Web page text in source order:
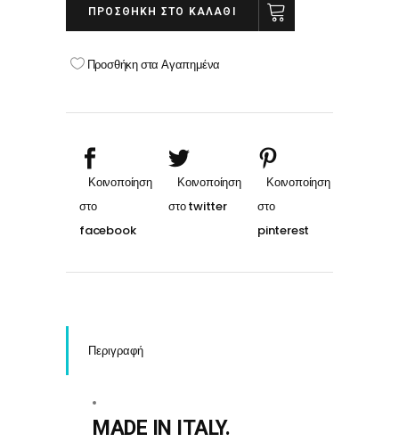
Superpower
6000
quantity
ΠΡΟΣΘΉΚΗ ΣΤΟ ΚΑΛΆΘΙ
Προσθήκη στα Αγαπημένα
Περιγραφή
MADE IN ITALY.